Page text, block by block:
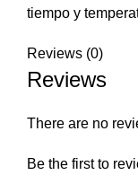
tiempo y
Reviews (0)
Reviews
There are no
Be the first to